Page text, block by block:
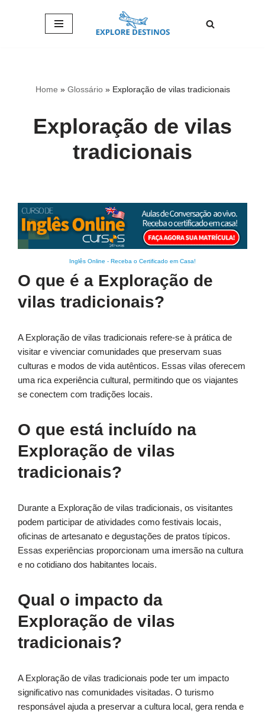
Home » Glossário» Exploração de vilas tradicionais
Exploração de vilas
tradicionais
Inglês Online - Receba o Certificado em Casa!
O que é a Exploração de
vilas tradicionais?
A Exploração de vilas tradicionais refere-se à prática de
visitar e vivenciar comunidades que preservam suas
culturas e modos de vida autênticos. Essas vilas oferecem
uma rica experiência cultural, permitindo que os viajantes
se conectem com tradições locais.
O que está incluído na
Exploração de vilas
tradicionais?
Durante a Exploração de vilas tradicionais, os visitantes
podem participar de atividades como festivais locais,
oficinas de artesanato e degustações de pratos típicos.
Essas experiências proporcionam uma imersão na cultura
e no cotidiano dos habitantes locais.
Qual o impacto da
Exploração de vilas
tradicionais?
A Exploração de vilas tradicionais pode ter um impacto
significativo nas comunidades visitadas. O turismo
responsável ajuda a preservar a cultura local, gera renda e